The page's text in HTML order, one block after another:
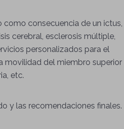
consecuencia de un ictus,
cerebral, esclerosis múltiple,
personalizados para el
movilidad del miembro superior
etc.
y las recomendaciones finales.